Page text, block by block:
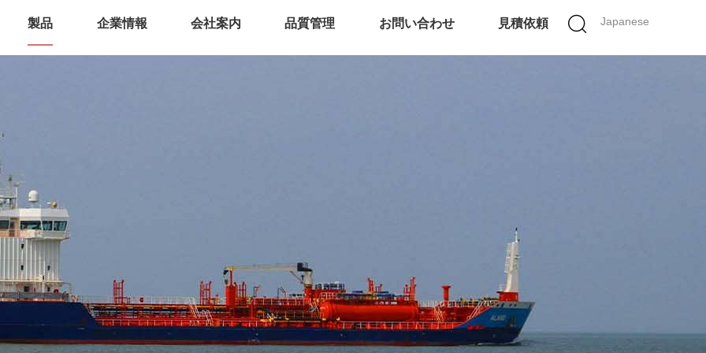
Japanese
製品 企業情報 会社案内 品質管理 お問い合わせ 見積依頼